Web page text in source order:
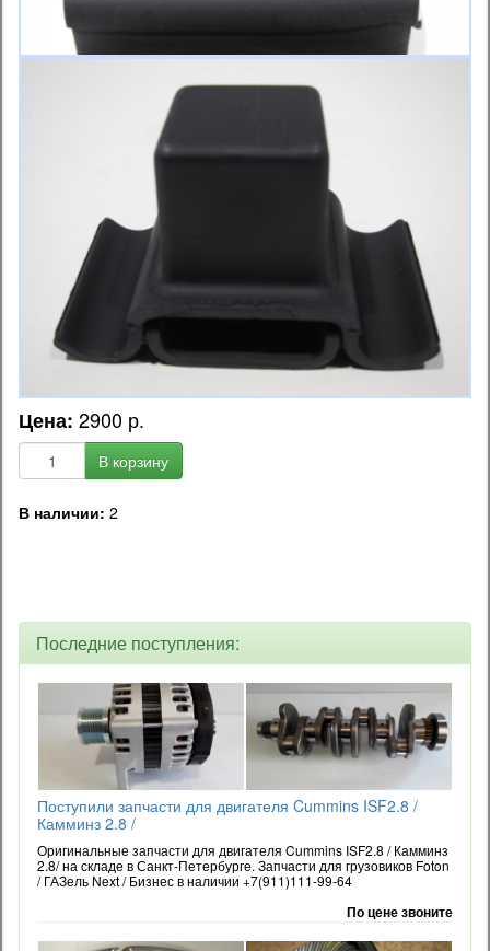
Цена: 2900 р.
В корзину
В наличии: 2
Последние поступления:
Поступили запчасти для двигателя Cummins ISF2.8 /
Камминз 2.8 /
Оригинальные запчасти для двигателя Cummins ISF2.8 / Камминз
2.8/ на складе в Санкт-Петербурге. Запчасти для грузовиков Foton
/ ГАЗель Next / Бизнес в наличии +7(911)111-99-64
По цене звоните